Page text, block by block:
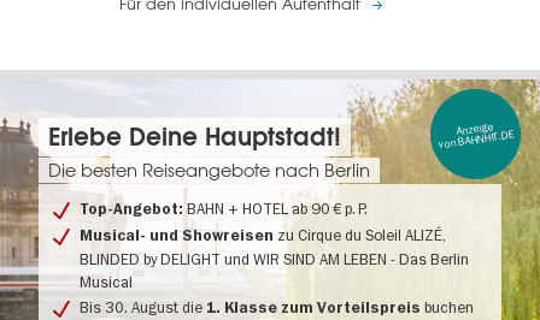
Für den individuellen Aufenthalt
Erlebe Deine Hauptstadt!
Die besten Reiseangebote nach Berlin
Top-Angebot:BAHN + HOTEL ab 90 € p. P.
Musical- und Showreisen zu Cirque du Soleil ALIZÉ,
BLINDED by DELIGHT und WIR SIND AM LEBEN - Das Berlin
Musical
Bis 30. August die 1. Klasse zum Vorteilspreis buchen
Anzeige
von BAHNHIT.DE